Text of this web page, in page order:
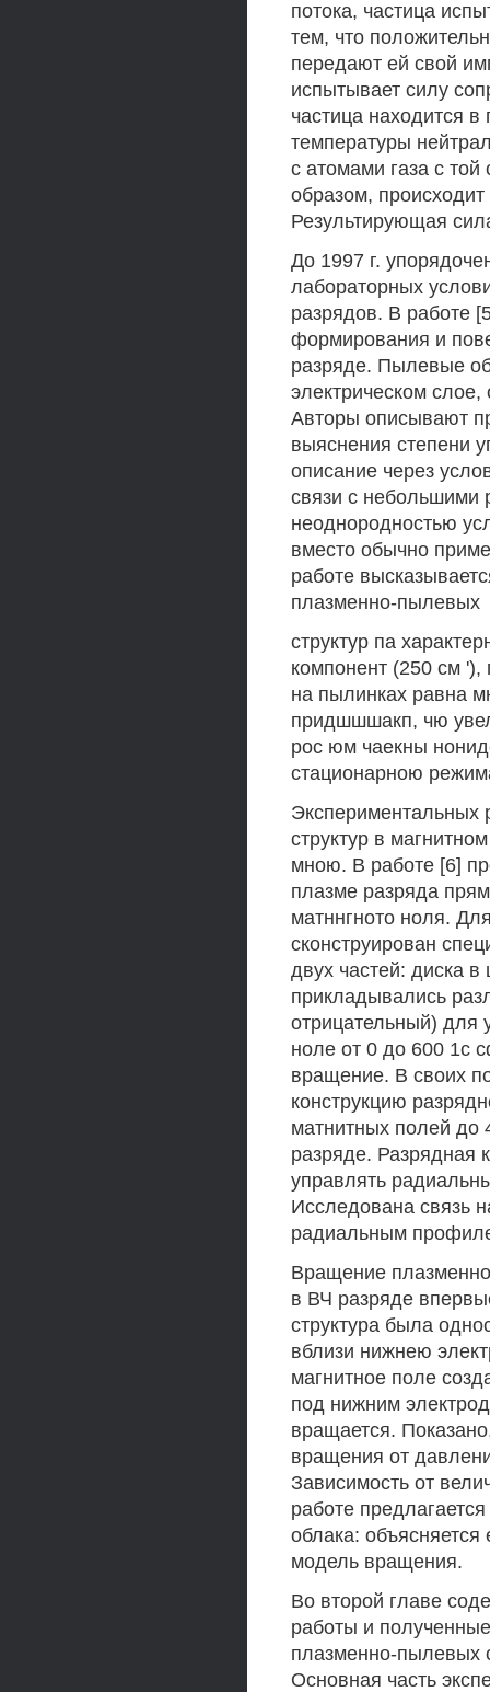
потока, частица
тем, что
передают ей свой
испытывает силу
частица находится
температуры
с атомами газа с
образом,
Результирующая
До 1997 г.
лабораторных
разрядов. В работе
формирования и
разряде. Пылевые
электрическом
Авторы описывают
выяснения степени
описание через
связи с небольшими
неоднородностью
вместо обычно
работе
плазменно-пылевых
структур па
компонент (250 см '),
на пылинках равна
придшшшакп, чю
рос юм чаекны
стационарною
Экспериментальных
структур в
мною. В работе [6]
плазме разряда
матннгното ноля.
сконструирован
двух частей: диска
прикладывались
отрицательный) для
ноле от 0 до 600 1с
вращение. В своих
конструкцию
матнитных полей
разряде. Разрядная
управлять
Исследована связь
радиальным
Вращение
в ВЧ разряде
структура была
вблизи нижнею
магнитное поле
под нижним
вращается.
вращения от
Зависимость от
работе
облака:
модель вращения.
Во второй главе
работы и
плазменно-пылевых
Основная часть